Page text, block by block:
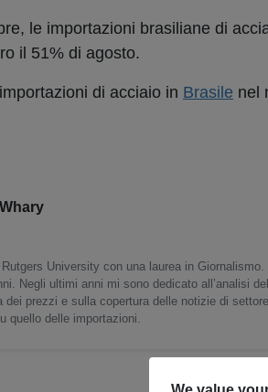
le importazioni brasiliane di
il 51% di agosto.
di acciaio in Brasile nel
University con una laurea in
Negli ultimi anni mi sono dedicato all’analisi
dei prezzi e sulla copertura delle notizie di
quello delle importazioni.